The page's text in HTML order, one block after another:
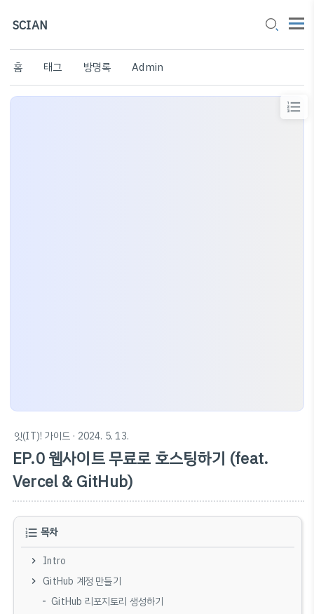
SCIAN
홈 태그 방명록 Admin
잇(IT)! 가이드 · 2024. 5. 13.
EP.0 웹사이트 무료로 호스팅하기 (feat.
Vercel & GitHub)
목차
Intro
GitHub 계정 만들기
GitHub 리포지토리 생성하기